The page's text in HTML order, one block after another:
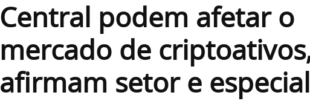
Central podem afetar o
mercado de
afirmam setor e